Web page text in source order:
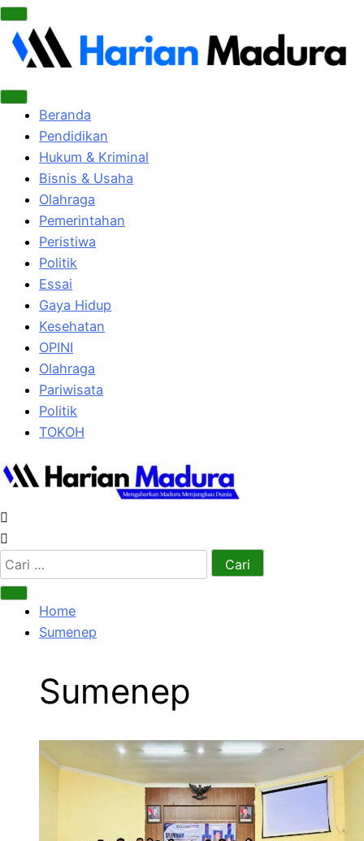
Beranda
Pendidikan
Hukum & Kriminal
Bisnis & Usaha
Olahraga
Pemerintahan
Peristiwa
Politik
Essai
Gaya Hidup
Kesehatan
OPINI
Olahraga
Pariwisata
Politik
TOKOH
Cari
untuk:
Home
Sumenep
Sumenep